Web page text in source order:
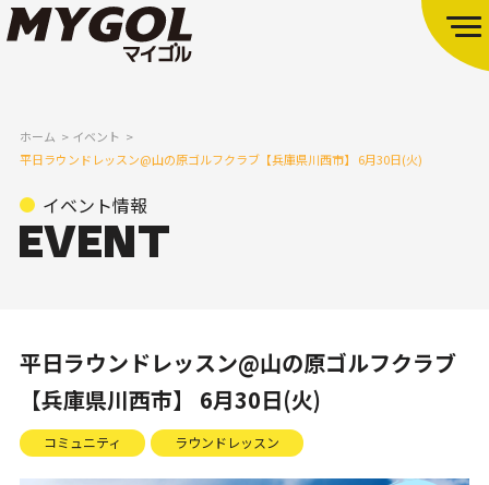
ホーム
イベント
平日ラウンドレッスン@山の原ゴルフクラブ【兵庫県川西市】 6月30日(火)
イベント情報
平日ラウンドレッスン@山の原ゴルフクラブ
【兵庫県川西市】 6月30日(火)
コミュニティ ラウンドレッスン